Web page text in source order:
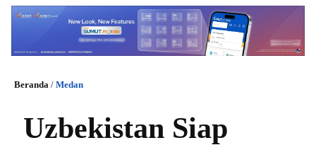
Beranda / Medan
Uzbekistan Siap